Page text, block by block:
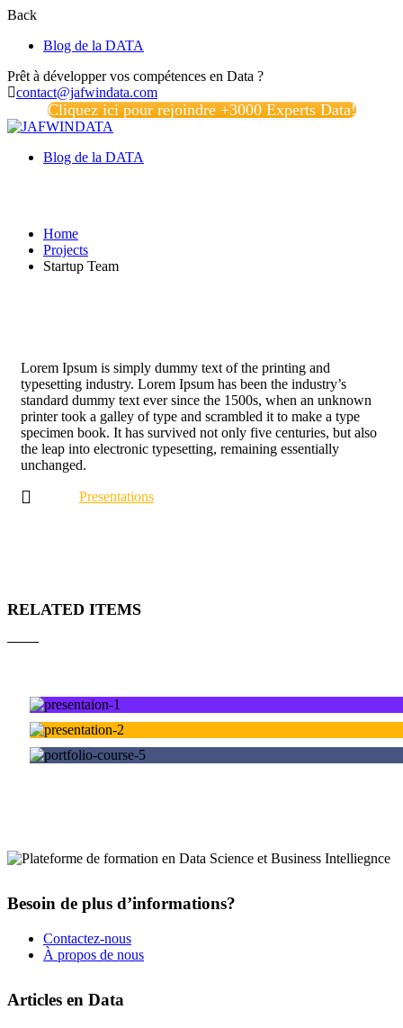
Back
Blog de la DATA
Prêt à développer vos compétences en Data ?
contact@jafwindata.com
Cliquez ici pour rejoindre +3000 Experts Data!
Blog de la DATA
Home
Projects
Startup Team
Lorem Ipsum is simply dummy text of the printing and
typesetting industry. Lorem Ipsum has been the industry’s
standard dummy text ever since the 1500s, when an unknown
printer took a galley of type and scrambled it to make a type
specimen book. It has survived not only five centuries, but also
the leap into electronic typesetting, remaining essentially
unchanged.
Presentations
RELATED ITEMS
Besoin de plus d’informations?
Contactez-nous
À propos de nous
Articles en Data